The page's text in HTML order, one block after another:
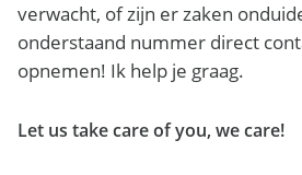
verwacht, of zijn er zaken
onderstaand nummer direct
opnemen! Ik help je graag.
Let us take care of you, we care!